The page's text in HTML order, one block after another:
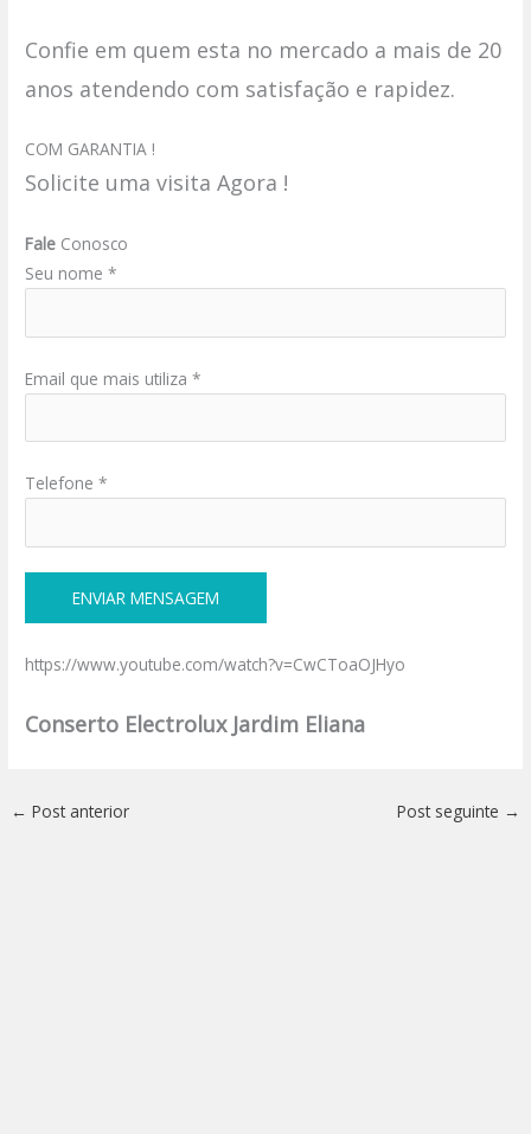
Confie em quem esta no mercado a mais de 20
anos atendendo com satisfação e rapidez.
COM GARANTIA !
Solicite uma visita Agora !
Fale Conosco
Seu nome *
Email que mais utiliza *
Telefone *
https://www.youtube.com/watch?v=CwCToaOJHyo
Conserto Electrolux Jardim Eliana
← Post anterior Post seguinte →